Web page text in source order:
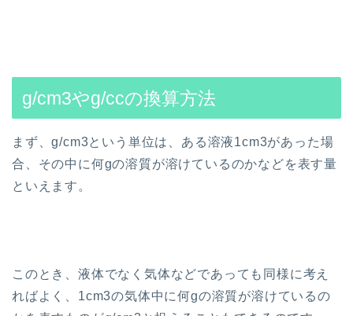
g/cm3やg/ccの換算方法
まず、g/cm3という単位は、ある溶液1cm3があった場
合、その中に何gの溶質が溶けているのかなどを表す量
といえます。
このとき、液体でなく気体などであっても同様に考え
ればよく、1cm3の気体中に何gの溶質が溶けているの